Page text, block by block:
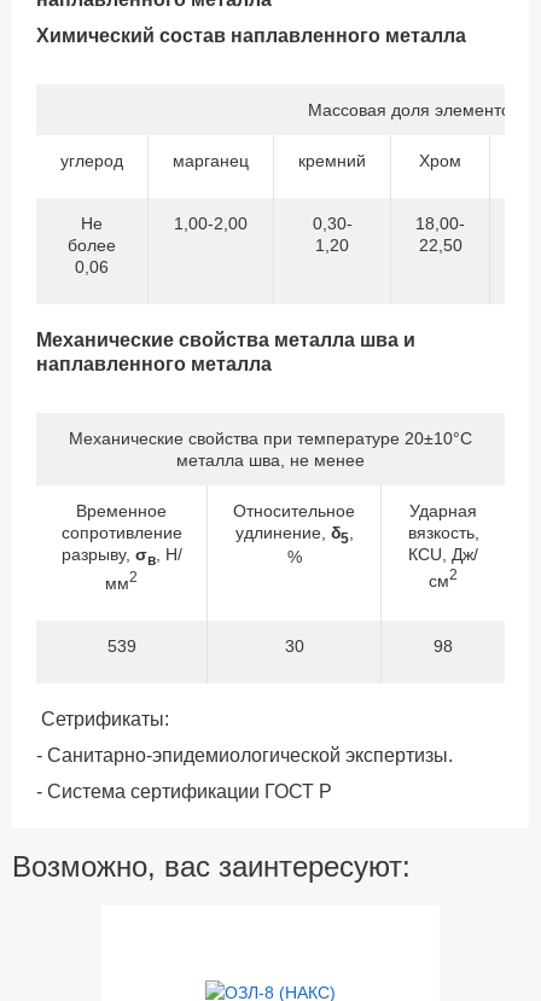
Химический состав наплавленного металла
Массовая доля элементов,%
углерод марганец кремний Хром
Не
более
0,06
1,00-2,00
0,30-
1,20
18,00-
22,50
Механические свойства металла шва и
наплавленного металла
Механические свойства при температуре 20±10°С
металла шва, не менее
Временное
сопротивление
разрыву, σв, Н/
мм2
Относительное
удлинение, δ5
%
Ударная
вязкость,
КСU, Дж/
см2
539 30 98
Сетрификаты:
- Санитарно-эпидемиологической экспертизы.
- Система сертификации ГОСТ Р
Возможно, вас заинтересуют: